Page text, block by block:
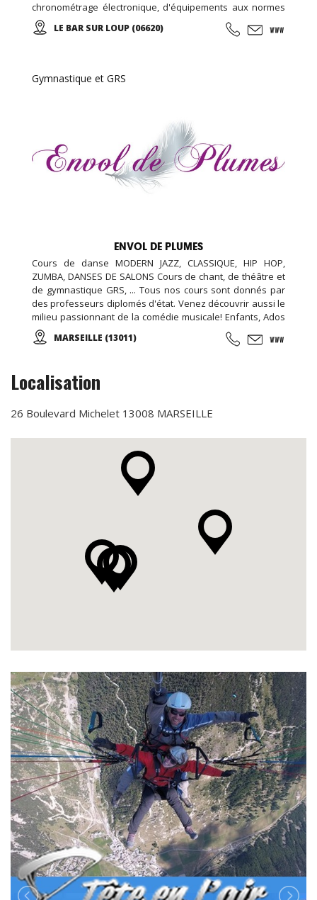
chronométrage électronique, d'équipements aux normes
de sécurité européenne, assistance mécanique, et un
restaurant sur place, nous avons également une piste de
LE BAR SUR LOUP (06620)
Gymnastique et GRS
ENVOL DE PLUMES
Cours de danse MODERN JAZZ, CLASSIQUE, HIP HOP,
ZUMBA, DANSES DE SALONS Cours de chant, de théâtre et
de gymnastique GRS, ... Tous nos cours sont donnés par
des professeurs diplomés d'état. Venez découvrir aussi le
milieu passionnant de la comédie musicale! Enfants, Ados
et Adultes. Stages vacances, Anniversaires, ... Cours
d'essai offert !
MARSEILLE (13011)
Localisation
26 Boulevard Michelet 13008 MARSEILLE